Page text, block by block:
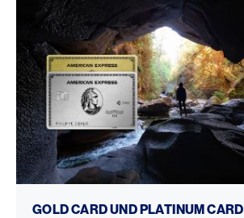
GOLD CARD UND PLATINUM